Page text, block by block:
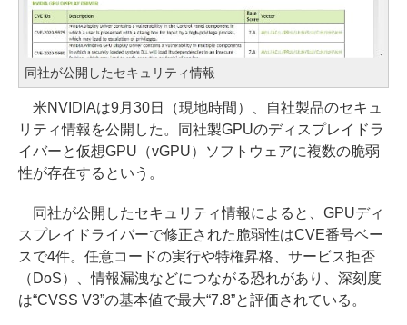
同社が公開したセキュリティ情報
米NVIDIAは9月30日（現地時間）、自社製品のセキュ
リティ情報を公開した。同社製GPUのディスプレイドラ
イバーと仮想GPU（vGPU）ソフトウェアに複数の脆弱
性が存在するという。
同社が公開したセキュリティ情報によると、GPUディ
スプレイドライバーで修正された脆弱性はCVE番号ベー
スで4件。任意コードの実行や特権昇格、サービス拒否
（DoS）、情報漏洩などにつながる恐れがあり、深刻度
は“CVSS V3”の基本値で最大“7.8”と評価されている。